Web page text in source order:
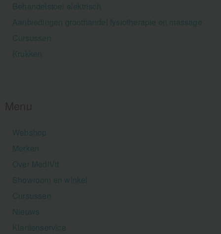
Behandelstoel elektrisch
Aanbiedingen groothandel fysiotherapie en massage
Cursussen
Krukken
Webshop
Merken
Over MediVit
Showroom en winkel
Cursussen
Nieuws
Klantenservice